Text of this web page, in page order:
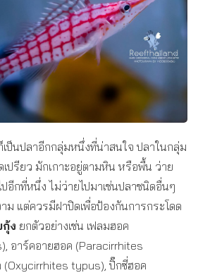
ป็นปลาอีกกลุ่มหนึ่งที่น่าสนใจ ปลาในกลุ่ม
เปรียว มักเกาะอยู่ตามหิน หรือพื้น ว่าย
อีกที่หนึ่ง ไม่ว่ายไปมาเช่นปลาชนิดอื่นๆ
แต่ควรมีฝาปิดเพื่อป้องกันการกระโดด
กุ้ง ยกตัวอย่างเช่น เฟลมฮอค
อาร์คอายฮอค (Paracirrhites
(Oxycirrhites typus), ปิ๊กซี่ฮอค